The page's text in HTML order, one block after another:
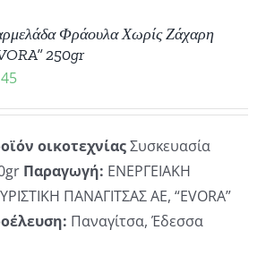
Φράουλα Χωρίς Ζάχαρη
250gr
οικοτεχνίαςΣυσκευασία
Παραγωγή: ΕΝΕΡΓΕΙΑΚΗ
ΠΑΝΑΓΙΤΣΑΣ ΑΕ, “EVORA”
Παναγίτσα, Έδεσσα